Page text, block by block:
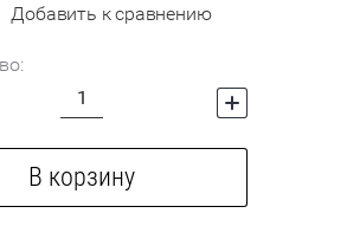
Добавить к сравнению
В корзину